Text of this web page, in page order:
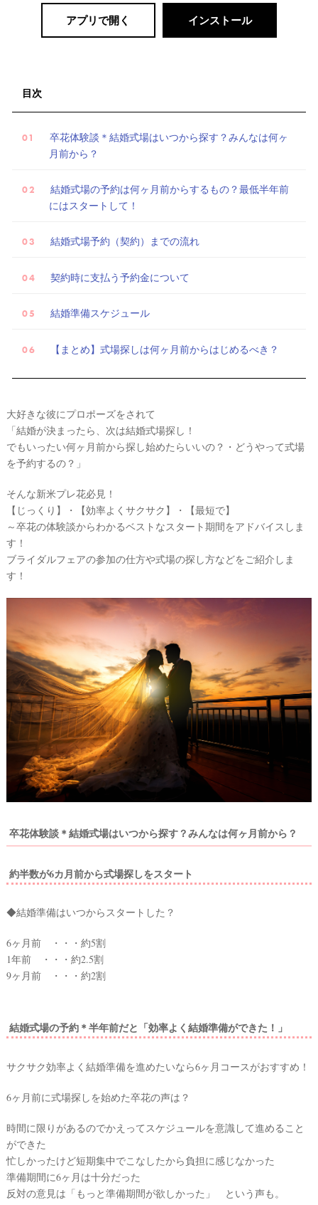
アプリで開く インストール
目次
卒花体験談＊結婚式場はいつから探す？みんなは何ヶ
月前から？
結婚式場の予約は何ヶ月前からするもの？最低半年前
にはスタートして！
結婚式場予約（契約）までの流れ
契約時に支払う予約金について
結婚準備スケジュール
【まとめ】式場探しは何ヶ月前からはじめるべき？
大好きな彼にプロポーズをされて
「結婚が決まったら、次は結婚式場探し！
でもいったい何ヶ月前から探し始めたらいいの？・どうやって式場
を予約するの？」
そんな新米プレ花必見！
【じっくり】・【効率よくサクサク】・【最短で】
～卒花の体験談からわかるベストなスタート期間をアドバイスしま
す！
ブライダルフェアの参加の仕方や式場の探し方などをご紹介しま
す！
卒花体験談＊結婚式場はいつから探す？みんなは何ヶ月前から？
約半数が6カ月前から式場探しをスタート
◆結婚準備はいつからスタートした？
6ヶ月前 ・・・約5割
1年前 ・・・約2.5割
9ヶ月前 ・・・約2割
結婚式場の予約＊半年前だと「効率よく結婚準備ができた！」
サクサク効率よく結婚準備を進めたいなら6ヶ月コースがおすすめ！
6ヶ月前に式場探しを始めた卒花の声は？
時間に限りがあるのでかえってスケジュールを意識して進めること
ができた
忙しかったけど短期集中でこなしたから負担に感じなかった
準備期間に6ヶ月は十分だった
反対の意見は「もっと準備期間が欲しかった」 という声も。
ゾ
ー
ト
試
レ
ポ
ェ
デ
ィ
グ
ト